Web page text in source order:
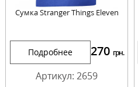
Сумка Stranger Things Eleven
Подробнее 270 грн.
Артикул: 2659